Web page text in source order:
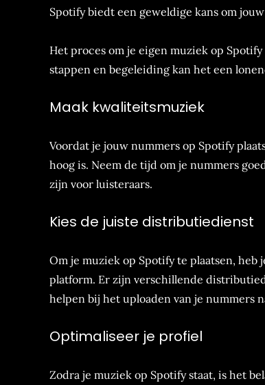
Spotify biedt een geweldige kans om
Het proces om je eigen muziek op
stappen en begeleiding kan het een
Maak kwaliteitsmuziek
Voordat je jouw nummers op Spotify
hoog is. Neem de tijd om je nummers
zijn voor luisteraars.
Kies de juiste distributiedienst
Om je muziek op Spotify te plaatsen,
platform. Er zijn verschillende
helpen bij het uploaden van je nummers
Optimaliseer je profiel
Zodra je muziek op Spotify staat, is het